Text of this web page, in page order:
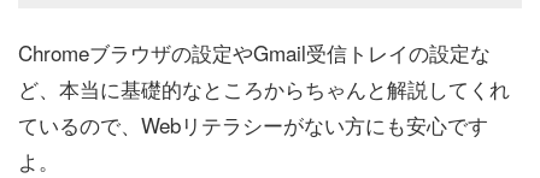
Chromeブラウザの設定やGmail受信トレイの設定な
ど、本当に基礎的なところからちゃんと解説してくれ
ているので、Webリテラシーがない方にも安心です
よ。